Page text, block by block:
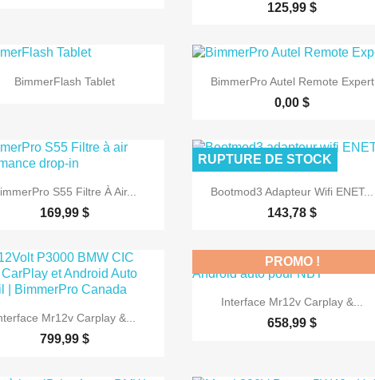
125,99 $
 Aperçu rapide
BimmerFlash Tablet  Aperçu rapide
BimmerPro Autel Remote Expert
0,00 $
 Aperçu rapide
S55 Filtre À Air...
169,99 $
 Aperçu rapide
Bootmod3 Adapteur Wifi ENET...
143,78 $
RUPTURE DE STOCK
 Aperçu rapide
Mr12v Carplay &...
799,99 $
 Aperçu rapide
Interface Mr12v Carplay &...
658,99 $
PROMO !